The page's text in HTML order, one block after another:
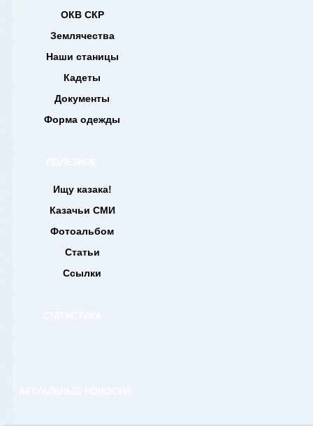
ОКВ СКР
Землячества
Наши станицы
Кадеты
Документы
Форма одежды
Ищу казака!
Казачьи СМИ
Фотоальбом
Статьи
Ссылки